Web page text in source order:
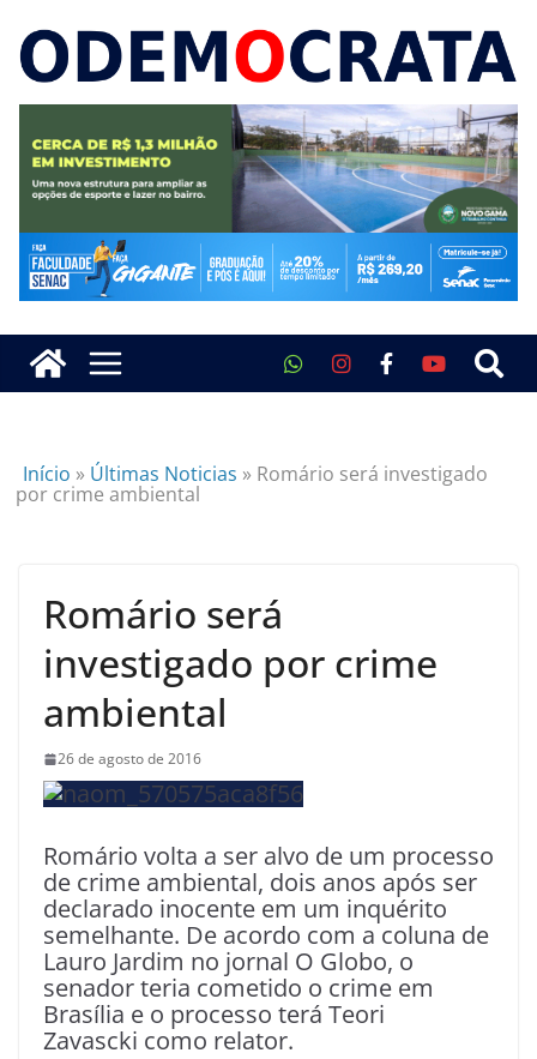
Início » Últimas Noticias » Romário será investigado
por crime ambiental
Romário será
investigado por crime
ambiental
26 de agosto de 2016
Romário volta a ser alvo de um processo
de crime ambiental, dois anos após ser
declarado inocente em um inquérito
semelhante. De acordo com a coluna de
Lauro Jardim no jornal O Globo, o
senador teria cometido o crime em
Brasília e o processo terá Teori
Zavascki como relator.